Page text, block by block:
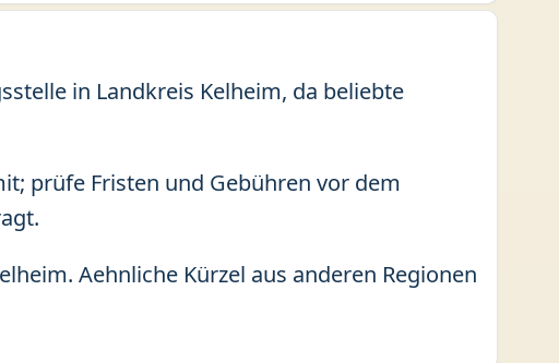
in Landkreis Kelheim, da beliebte
prüfe Fristen und Gebühren vor dem
Aehnliche Kürzel aus anderen Regionen